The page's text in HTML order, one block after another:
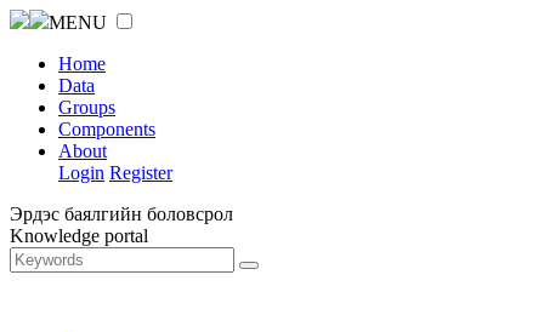
MENU
Home
Data
Groups
Components
About
Login Register
Эрдэс баялгийн боловсрол
Knowledge portal